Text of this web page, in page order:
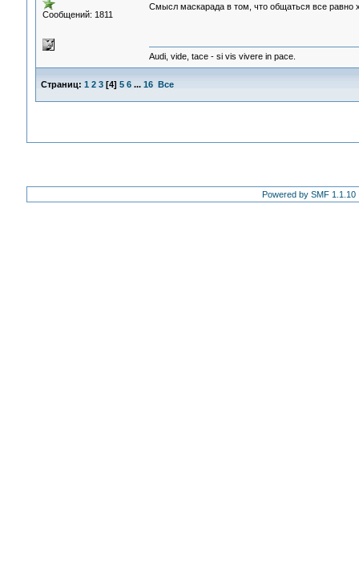
Сообщений: 1811
Смысл маскарада в том, что общаться все равно
Audi, vide, tace - si vis vivere in pace.
Страниц: 1 2 3[4] 5 6 ... 16 Все
Powered by SMF 1.1.10